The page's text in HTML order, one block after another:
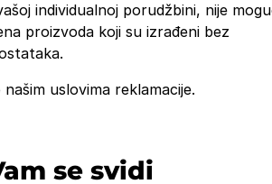
individualnoj porudžbini, nije
proizvoda koji su izrađeni bez
uslovima reklamacije.
se svidi